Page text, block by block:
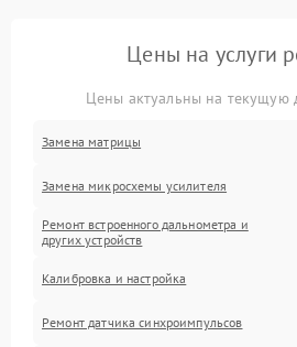
Цены на услуги
Цены актуальны на текущую
Замена матрицы
Замена микросхемы усилителя
Ремонт встроенного дальнометра и
других устройств
Калибровка и настройка
Ремонт датчика синхроимпульсов